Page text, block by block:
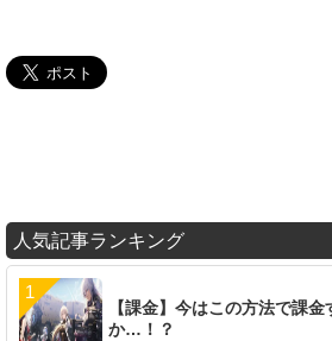
人気記事ランキング
【課金】今はこの方法で課
か…！？